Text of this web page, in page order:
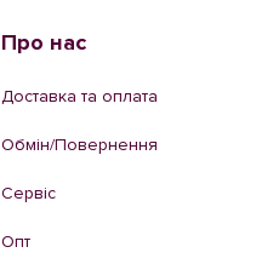
Про нас
Доставка та оплата
Обмін/Повернення
Сервіс
Опт